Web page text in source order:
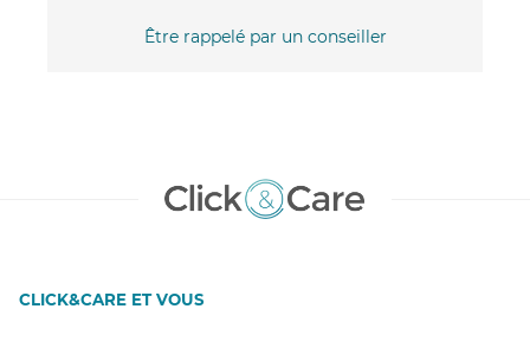
Être rappelé par un conseiller
CLICK&CARE ET VOUS